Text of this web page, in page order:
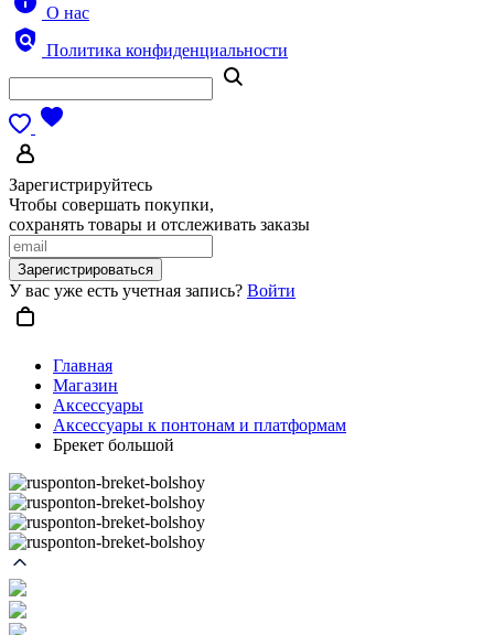
О нас
Политика конфиденциальности
Зарегистрируйтесь
Чтобы совершать покупки,
сохранять товары и отслеживать заказы
Зарегистрироваться
У вас уже есть учетная запись? Войти
Главная
Магазин
Аксессуары
Аксессуары к понтонам и платформам
Брекет большой